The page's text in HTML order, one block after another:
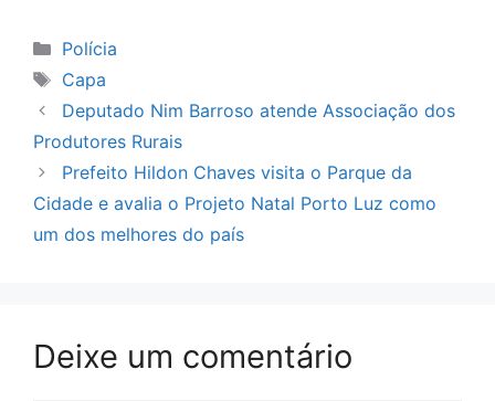
Categorias
Polícia
Tags
Capa
Deputado Nim Barroso atende Associação dos
Produtores Rurais
Prefeito Hildon Chaves visita o Parque da
Cidade e avalia o Projeto Natal Porto Luz como
um dos melhores do país
Deixe um comentário